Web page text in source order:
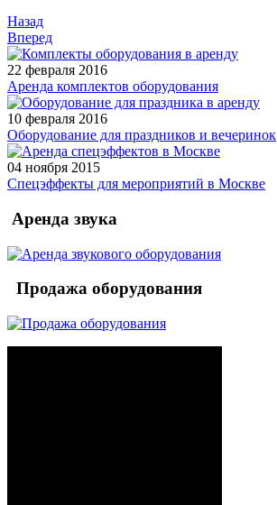
Назад
Вперед
22 февраля 2016
Аренда комплектов оборудования
10 февраля 2016
Оборудование для праздников и вечеринок
04 ноября 2015
Спецэффекты для мероприятий в Москве
Аренда звука
Продажа оборудования